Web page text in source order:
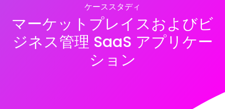
ケーススタディ
マーケットプレイスおよびビ
ジネス管理 SaaS アプリケー
ション